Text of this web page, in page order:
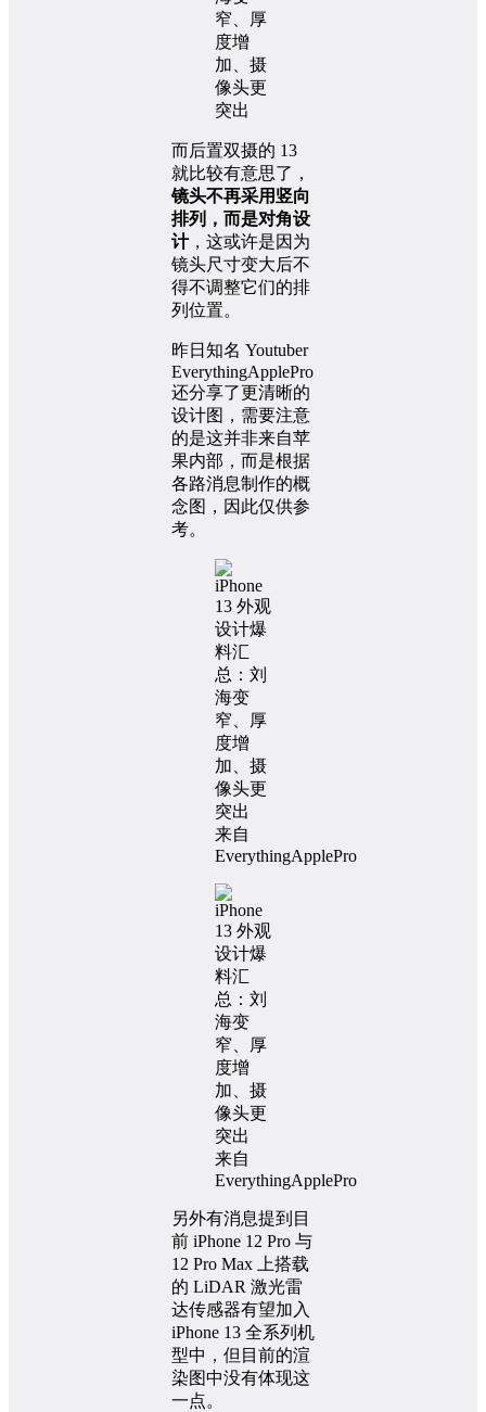
而后置双摄的 13
就比较有意思了，
镜头不再采用竖向
排列，而是对角设
计，这或许是因为
镜头尺寸变大后不
得不调整它们的排
列位置。
昨日知名 Youtuber
EverythingApplePro
还分享了更清晰的
设计图，需要注意
的是这并非来自苹
果内部，而是根据
各路消息制作的概
念图，因此仅供参
考。
来自
EverythingApplePro
来自
EverythingApplePro
另外有消息提到目
前 iPhone 12 Pro 与
12 Pro Max 上搭载
的 LiDAR 激光雷
达传感器有望加入
iPhone 13 全系列机
型中，但目前的渲
染图中没有体现这
一点。